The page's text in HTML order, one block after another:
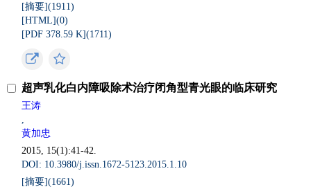
[摘要](1911)
[HTML](0)
[PDF 378.59 K](1711)
超声乳化白内障吸除术治疗闭角型青光眼的临床研究
王涛
,
黄加忠
2015, 15(1):41-42.
DOI: 10.3980/j.issn.1672-5123.2015.1.10
[摘要](1661)